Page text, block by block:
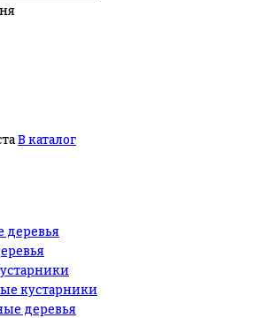
В каталог
деревья
кустарники
деревья